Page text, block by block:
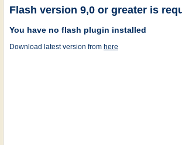
Flash version 9,0 or greater is
You have no flash plugin installed
Download latest version from here